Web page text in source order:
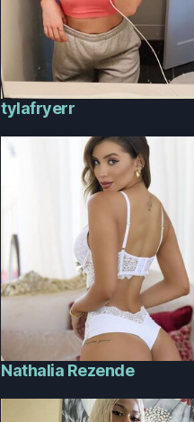
tylafryerr
Nathalia Rezende